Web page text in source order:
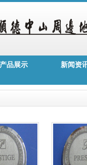
产品展示 新闻资